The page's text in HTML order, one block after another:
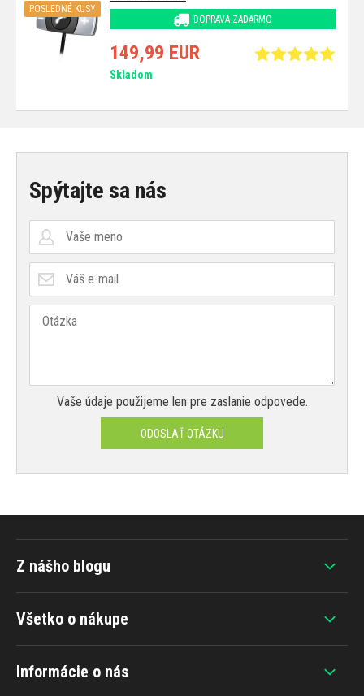
DOPRAVA ZADARMO
POSLEDNÉ KUSY
149,99 EUR
Skladom
Spýtajte sa nás
Vaše údaje použijeme len pre zaslanie odpovede.
ODOSLAŤ OTÁZKU
Všetko o nákupe
Informácie o nás
Z nášho blogu